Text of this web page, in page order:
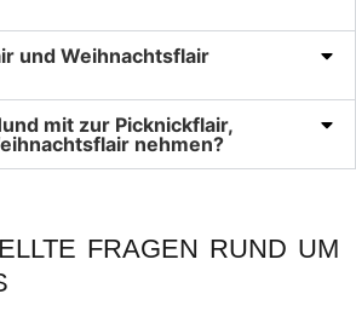
und Weihnachtsflair
mit zur Picknickflair,
nehmen?
FRAGEN RUND UM